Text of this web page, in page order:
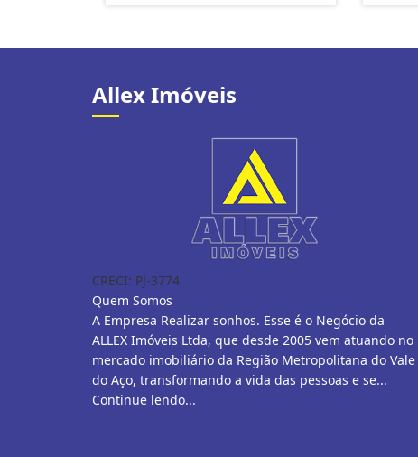
Allex Imóveis
CRECI: PJ-3774
Quem Somos
A Empresa Realizar sonhos. Esse é o Negócio da
ALLEX Imóveis Ltda, que desde 2005 vem atuando no
mercado imobiliário da Região Metropolitana do Vale
do Aço, transformando a vida das pessoas e se...
Continue lendo...